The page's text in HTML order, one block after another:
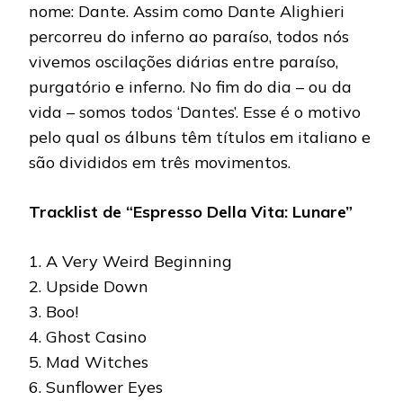
nome: Dante. Assim como Dante Alighieri
percorreu do inferno ao paraíso, todos nós
vivemos oscilações diárias entre paraíso,
purgatório e inferno. No fim do dia – ou da
vida – somos todos ‘Dantes’. Esse é o motivo
pelo qual os álbuns têm títulos em italiano e
são divididos em três movimentos.
Tracklist de “Espresso Della Vita: Lunare”
1. A Very Weird Beginning
2. Upside Down
3. Boo!
4. Ghost Casino
5. Mad Witches
6. Sunflower Eyes